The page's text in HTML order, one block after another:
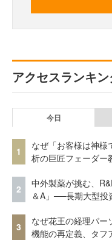
アクセスランキ
今日
1
なぜ「お客様は神
析の巨匠フェーダー
2
中外製薬が挑む、
＆A」──長期大型投
3
なぜ花王の経理パ
機能の再定義、タフ